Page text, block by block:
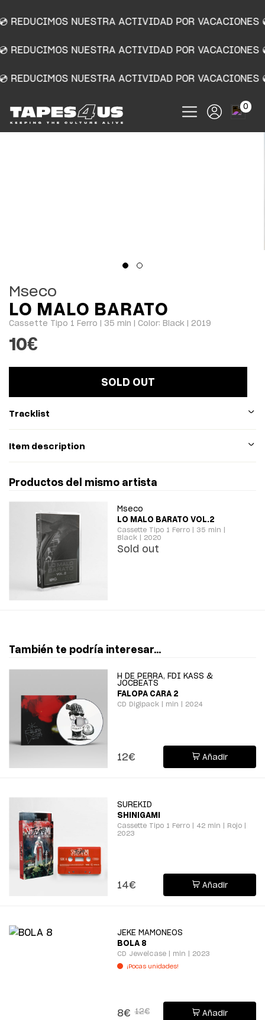
REDUCIMOS NUESTRA ACTIVIDAD POR VACACIONES
REDUCIMOS NUESTRA ACTIVIDAD POR VACACIONES
REDUCIMOS NUESTRA ACTIVIDAD POR VACACIONES
0
Mseco
LO MALO BARATO
Cassette Tipo 1 Ferro | 35 min | Color: Black | 2019
10€
SOLD OUT
Tracklist
Item description
Productos del mismo artista
Mseco
LO MALO BARATO VOL.2
Cassette Tipo 1 Ferro | 35 min |
Black | 2020
Sold out
También te podría interesar...
H DE PERRA, FDI KASS &
JOCBEATS
FALOPA CARA 2
CD Digipack | min | 2024
12€ Añadir
SUREKID
SHINIGAMI
Cassette Tipo 1 Ferro | 42 min | Rojo |
2023
14€ Añadir
JEKE MAMONEOS
BOLA 8
CD Jewelcase | min | 2023
¡Pocas unidades!
8€ 12€ Añadir